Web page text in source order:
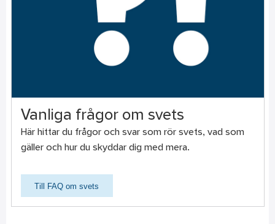
Vanliga frågor om svets
Här hittar du frågor och svar som rör svets, vad som
gäller och hur du skyddar dig med mera.
Till FAQ om svets